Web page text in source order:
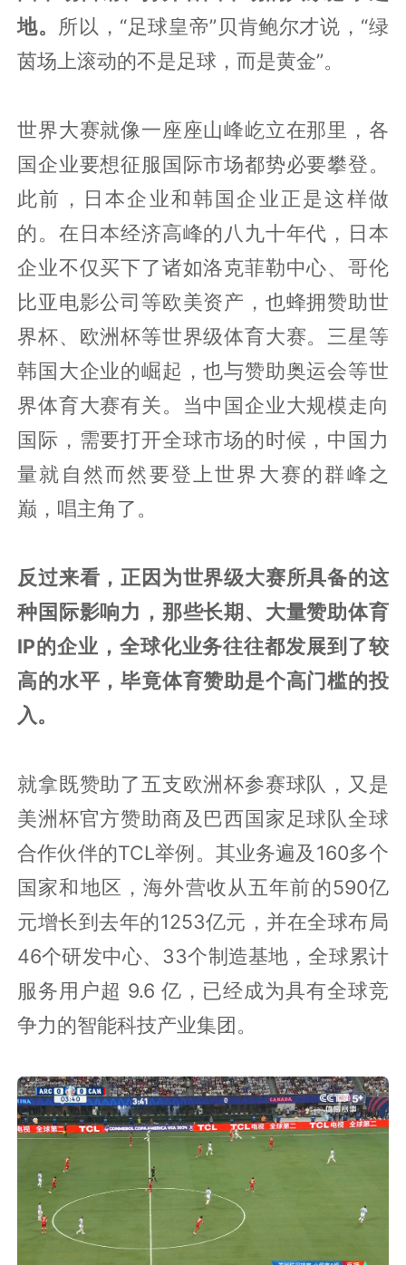
地。 所以，“足球皇帝”贝肯鲍尔才说，“绿
茵场上滚动的不是足球，而是黄金”。
世界大赛就像一座座山峰屹立在那里，各
国企业要想征服国际市场都势必要攀登。
此前，日本企业和韩国企业正是这样做
的。在日本经济高峰的八九十年代，日本
企业不仅买下了诸如洛克菲勒中心、哥伦
比亚电影公司等欧美资产，也蜂拥赞助世
界杯、欧洲杯等世界级体育大赛。三星等
韩国大企业的崛起，也与赞助奥运会等世
界体育大赛有关。当中国企业大规模走向
国际，需要打开全球市场的时候，中国力
量就自然而然要登上世界大赛的群峰之
巅，唱主角了。
反过来看，正因为世界级大赛所具备的这
种国际影响力，那些长期、大量赞助体育
IP的企业，全球化业务往往都发展到了较
高的水平，毕竟体育赞助是个高门槛的投
入。
就拿既赞助了五支欧洲杯参赛球队，又是
美洲杯官方赞助商及巴西国家足球队全球
合作伙伴的TCL举例。其业务遍及160多个
国家和地区，海外营收从五年前的590亿
元增长到去年的1253亿元，并在全球布局
46个研发中心、33个制造基地，全球累计
服务用户超 9.6 亿，已经成为具有全球竞
争力的智能科技产业集团。